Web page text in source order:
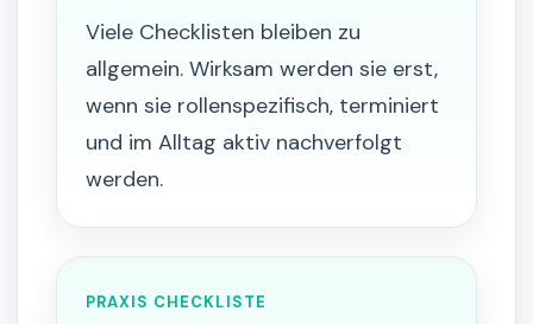
Viele Checklisten bleiben zu
allgemein. Wirksam werden sie erst,
wenn sie rollenspezifisch, terminiert
und im Alltag aktiv nachverfolgt
werden.
PRAXIS CHECKLISTE